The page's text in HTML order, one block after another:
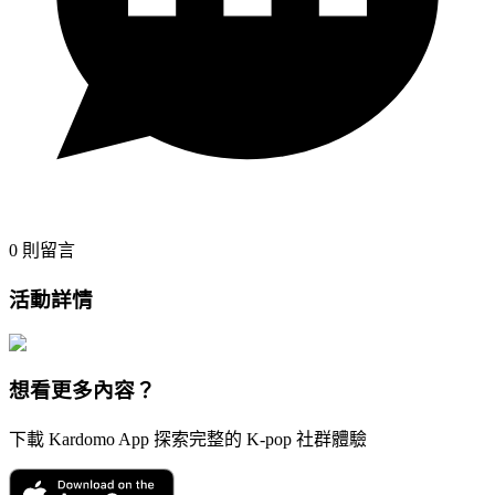
0 則留言
活動詳情
想看更多內容？
下載 Kardomo App 探索完整的 K-pop 社群體驗